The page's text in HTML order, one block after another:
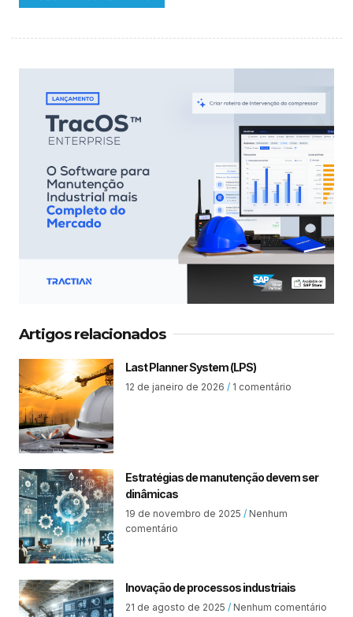
Artigos relacionados
Last Planner System (LPS)
12 de janeiro de 2026 1 comentário
Estratégias de manutenção devem ser
dinâmicas
19 de novembro de 2025
Nenhum
comentário
Inovação de processos industriais
21 de agosto de 2025 Nenhum comentário